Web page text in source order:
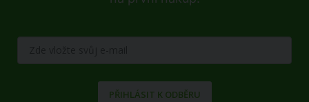
PŘIHLÁSIT K ODBĚRU